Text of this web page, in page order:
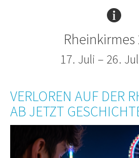
Rheinkirmes
17. Juli – 26.
VERLOREN AUF DER
AB JETZT